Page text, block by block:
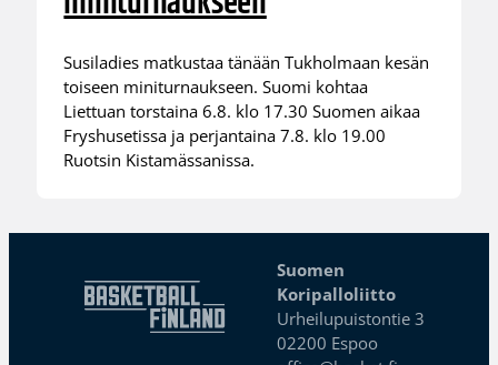
Susiladies matkustaa tänään Tukholmaan kesän
toiseen miniturnaukseen. Suomi kohtaa
Liettuan torstaina 6.8. klo 17.30 Suomen aikaa
Fryshusetissa ja perjantaina 7.8. klo 19.00
Ruotsin Kistamässanissa.
Suomen
Koripalloliitto
Urheilupuistontie 3
02200 Espoo